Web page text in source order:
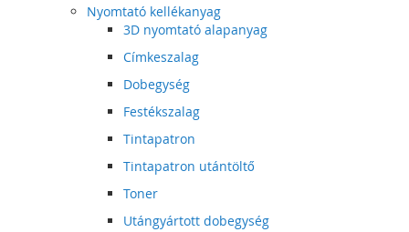
Nyomtató kellékanyag
3D nyomtató alapanyag
Címkeszalag
Dobegység
Festékszalag
Tintapatron
Tintapatron utántöltő
Toner
Utángyártott dobegység